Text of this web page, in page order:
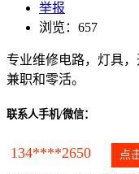
举报
浏览：657
专业维修电路，灯具
兼职和零活。
联系人手机/微信：
134****2650 点